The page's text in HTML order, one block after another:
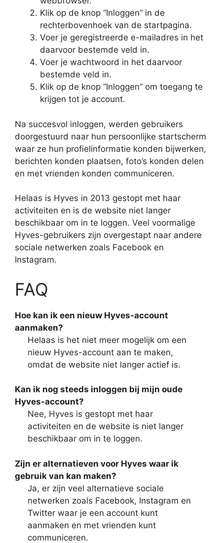
Klik op de knop “Inloggen” in de
rechterbovenhoek van de startpagina.
Voer je geregistreerde e-mailadres in het
daarvoor bestemde veld in.
Voer je wachtwoord in het daarvoor
bestemde veld in.
Klik op de knop “Inloggen” om toegang te
krijgen tot je account.
Na succesvol inloggen, werden gebruikers
doorgestuurd naar hun persoonlijke startscherm
waar ze hun profielinformatie konden bijwerken,
berichten konden plaatsen, foto’s konden delen
en met vrienden konden communiceren.
Helaas is Hyves in 2013 gestopt met haar
activiteiten en is de website niet langer
beschikbaar om in te loggen. Veel voormalige
Hyves-gebruikers zijn overgestapt naar andere
sociale netwerken zoals Facebook en
Instagram.
FAQ
Hoe kan ik een nieuw Hyves-account
aanmaken?
Helaas is het niet meer mogelijk om een
nieuw Hyves-account aan te maken,
omdat de website niet langer actief is.
Kan ik nog steeds inloggen bij mijn oude
Hyves-account?
Nee, Hyves is gestopt met haar
activiteiten en de website is niet langer
beschikbaar om in te loggen.
Zijn er alternatieven voor Hyves waar ik
gebruik van kan maken?
Ja, er zijn veel alternatieve sociale
netwerken zoals Facebook, Instagram en
Twitter waar je een account kunt
aanmaken en met vrienden kunt
communiceren.